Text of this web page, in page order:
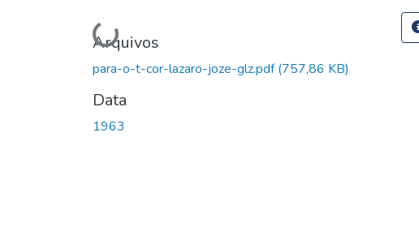
Carregando...
Arquivos
para-o-t-cor-lazaro-joze-glz.pdf(757,86 KB)
Data
1963